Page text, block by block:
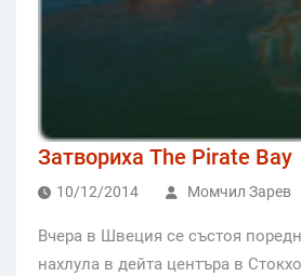
Затвориха The Pirate Bay
10/12/2014 Момчил Зарев
Вчера в Швеция се състоя
нахлула в дейта центъра в